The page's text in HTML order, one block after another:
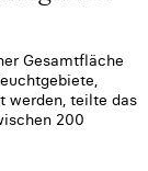
Gesamtfläche
werden, teilte das
200